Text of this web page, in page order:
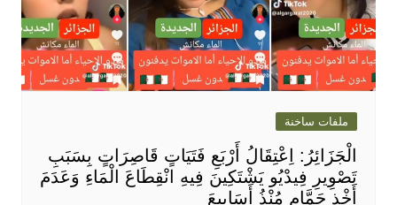
ملفات ساخنة
الْجَزَائِرُ: اِعْتِقَالُ أَرْبَعِ فَتَيَاتٍ قَاصِرَاتٍ بِسَبَبِ
تَصْوِيرِ فِيدْيُو يَشْتَكِينَ فِيهِ انْقِطَاعَ الْمَاءِ وَعَدَمَ
أَخْذِ حَمَّامٍ مُنْذُ أَسَابِيعَ